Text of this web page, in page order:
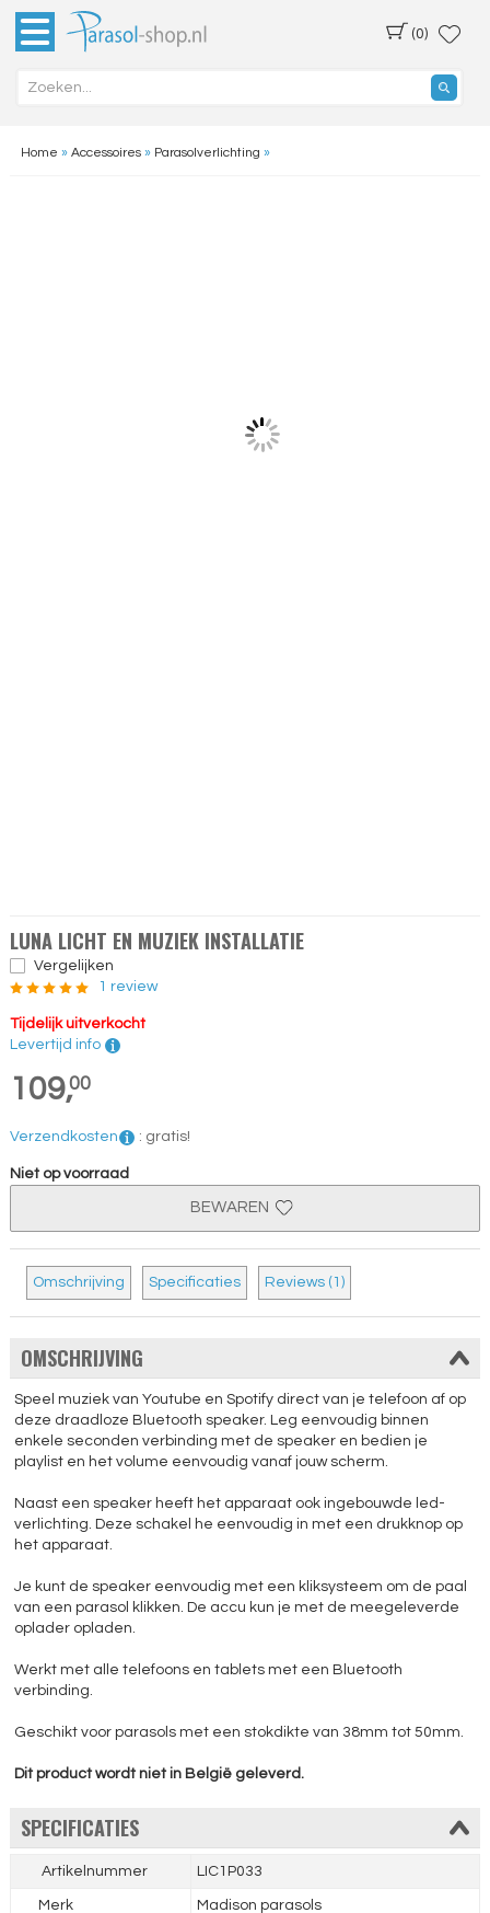
(0)
Home » Accessoires» Parasolverlichting »
LUNA LICHT EN MUZIEK INSTALLATIE
Vergelijken
1 review
Tijdelijk uitverkocht
Levertijd info
109,00
Verzendkosten : gratis!
Niet op voorraad
BEWAREN
Omschrijving Specificaties Reviews (1)
OMSCHRIJVING
Speel muziek van Youtube en Spotify direct van je telefoon af op
deze draadloze Bluetooth speaker. Leg eenvoudig binnen
enkele seconden verbinding met de speaker en bedien je
playlist en het volume eenvoudig vanaf jouw scherm.
Naast een speaker heeft het apparaat ook ingebouwde led-
verlichting. Deze schakel he eenvoudig in met een drukknop op
het apparaat.
Je kunt de speaker eenvoudig met een kliksysteem om de paal
van een parasol klikken. De accu kun je met de meegeleverde
oplader opladen.
Werkt met alle telefoons en tablets met een Bluetooth
verbinding.
Geschikt voor parasols met een stokdikte van 38mm tot 50mm.
Dit product wordt niet in België geleverd.
SPECIFICATIES
Artikelnummer LIC1P033
Merk Madison parasols